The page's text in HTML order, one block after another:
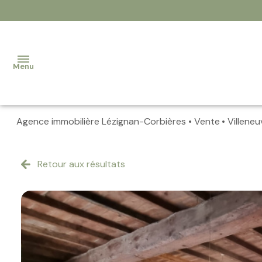
Menu
Nos
biens
Contact
Notre
équipe
Agence immobilière Lézignan-Corbières Vente
Retour aux résultats